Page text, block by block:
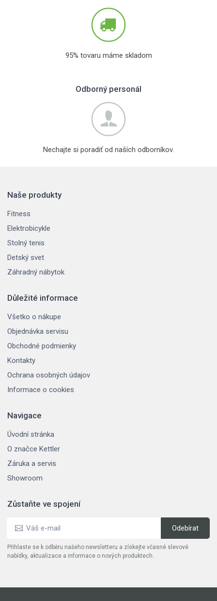
95% tovaru máme skladom
Odborný personál
Nechajte si poradiť od naších odborníkov.
Naše produkty
Fitness
Elektrobicykle
Stolný tenis
Detský svet
Záhradný nábytok
Důležité informace
Všetko o nákupe
Objednávka servisu
Obchodné podmienky
Kontakty
Ochrana osobných údajov
Informace o cookies
Navigace
Úvodní stránka
O značce Kettler
Záruka a servis
Showroom
Zůstaňte ve spojení
Přihlaste se k odběru našeho newsletteru a získejte včasné slevové
nabídky, aktualizace a informace o nových produktech.